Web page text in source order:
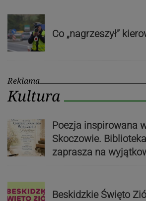
Co „nagrzeszył”
Reklama
Kultura
Poezja inspirowana
Skoczowie.
zaprasza na
Beskidzkie Święto